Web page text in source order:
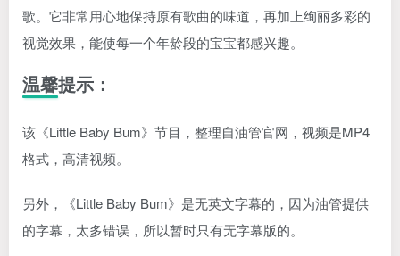
歌。它非常用心地保持原有歌曲的味道，再加上绚丽多彩的
视觉效果，能使每一个年龄段的宝宝都感兴趣。
温馨提示：
该《Little Baby Bum》节目，整理自油管官网，视频是MP4
格式，高清视频。
另外，《Little Baby Bum》是无英文字幕的，因为油管提供
的字幕，太多错误，所以暂时只有无字幕版的。